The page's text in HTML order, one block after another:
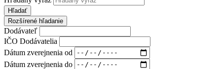
Hľadať
Rozšírené hľadanie
Dodávateľ
IČO Dodávatelia
Dátum zverejnenia od
Dátum zverejnenia do